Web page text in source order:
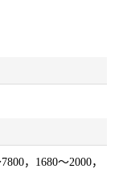
，1680～2000，